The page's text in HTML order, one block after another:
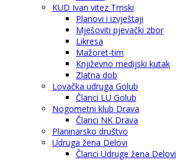
KUD Ivan vitez Trnski
Planovi i izvještaji
Mješoviti pjevački zbor
Likresa
Mažoret-tim
Književno medijski kutak
Zlatna dob
Lovačka udruga Golub
Članci LU Golub
Nogometni klub Drava
Članci NK Drava
Planinarsko društvo
Udruga žena Delovi
Članci Udruge žena Delovi